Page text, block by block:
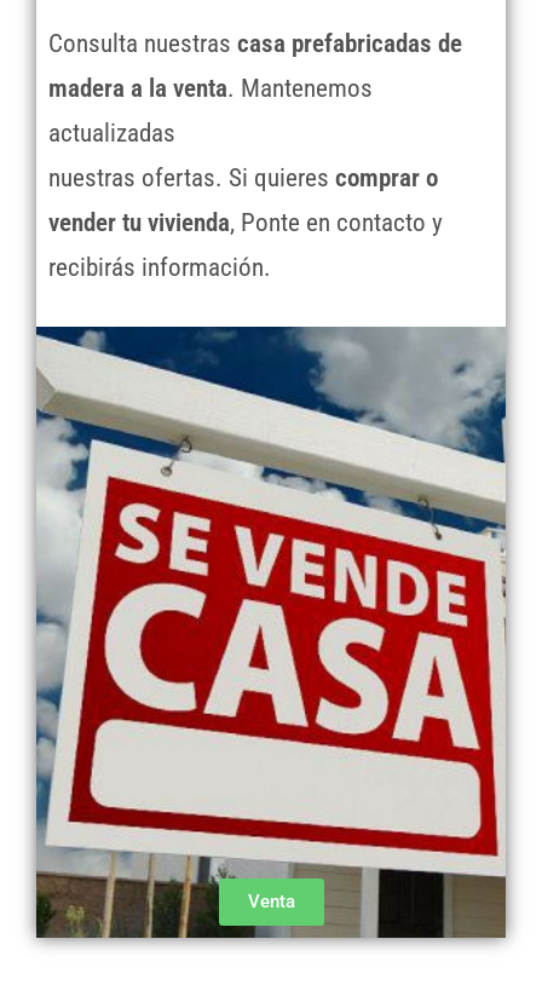
Consulta nuestras casa prefabricadas de
madera a la venta. Mantenemos
actualizadas
nuestras ofertas. Si quieres comprar o
vender tu vivienda, Ponte en contacto y
recibirás información.
Venta